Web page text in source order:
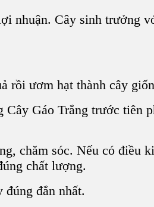
nhuận. Cây sinh trưởng
rồi ươm hạt thành cây
Gáo Trắng trước tiên
chăm sóc. Nếu có điều
chất lượng.
đắn nhất.